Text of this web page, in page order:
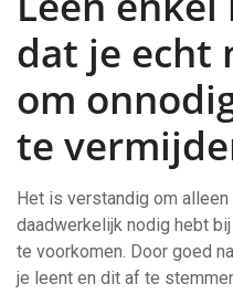
dat je echt
om
te
Het is verstandig om
daadwerkelijk nodig hebt
te voorkomen. Door goed
je leent en dit af te